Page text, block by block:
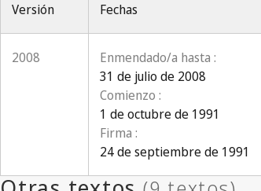
Versión Fechas
2008
Enmendado/a hasta :
31 de julio de 2008
Comienzo :
1 de octubre de 1991
Firma :
24 de septiembre de 1991